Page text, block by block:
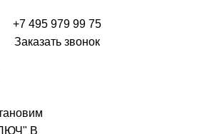
+7 495 979 99 75
Заказать звонок